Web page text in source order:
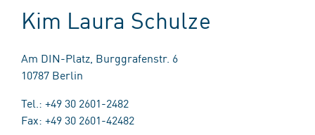
Kim Laura Schulze
Am DIN-Platz, Burggrafenstr. 6
10787 Berlin
Tel.: +49 30 2601-2482
Fax: +49 30 2601-42482